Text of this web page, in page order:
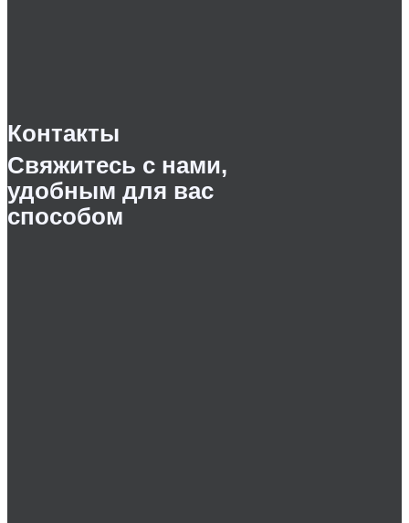
Контакты
Свяжитесь с нами,
удобным для вас
способом